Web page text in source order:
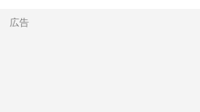
広告